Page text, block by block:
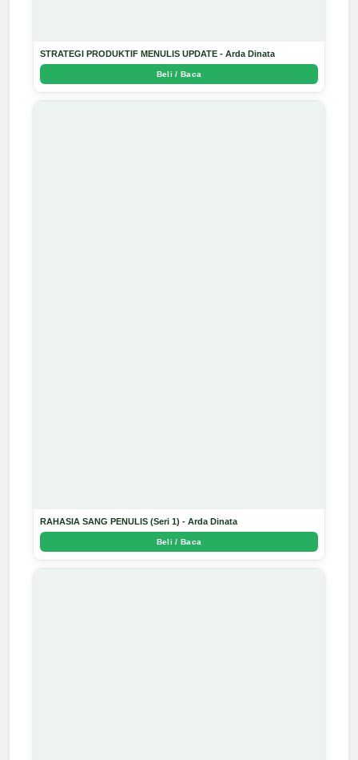
STRATEGI PRODUKTIF MENULIS UPDATE - Arda Dinata
Beli / Baca
RAHASIA SANG PENULIS (Seri 1) - Arda Dinata
Beli / Baca